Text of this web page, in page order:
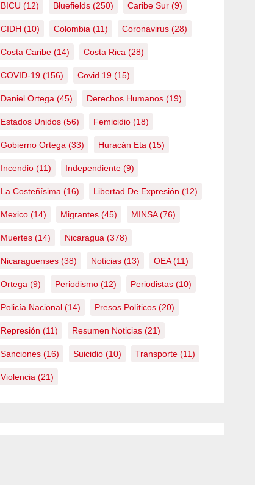
BICU (12) Bluefields (250) Caribe Sur (9)
CIDH (10) Colombia (11) Coronavirus (28)
Costa Caribe (14) Costa Rica (28)
COVID-19 (156) Covid 19 (15)
Daniel Ortega (45) Derechos Humanos (19)
Estados Unidos (56) Femicidio (18)
Gobierno Ortega (33) Huracán Eta (15)
Incendio (11) Independiente (9)
La Costeñísima (16) Libertad De Expresión (12)
Mexico (14) Migrantes (45) MINSA(76)
Muertes (14) Nicaragua (378)
Nicaraguenses (38) Noticias (13) OEA(11)
Ortega (9) Periodismo (12) Periodistas (10)
Policía Nacional (14) Presos Políticos (20)
Represión (11) Resumen Noticias (21)
Sanciones (16) Suicidio (10) Transporte (11)
Violencia (21)